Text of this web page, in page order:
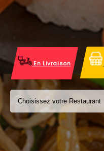
LA CARTE
VOS AVIS
MENTIONS LÉGALES
C.G.V
En Livraison